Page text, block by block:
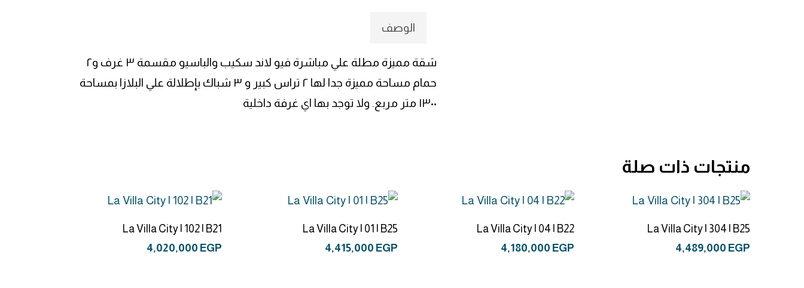
الوصف
شقة مميزة مطلة علي مباشرة فيو لاند سكيب والباسيو مقسمة ٣ غرف و٢
حمام مساحة مميزة جدا لها ٢ تراس كبير و ٣ شباك بإطلالة علي البلازا بمساحة
١٣٠٠ متر مربع. ولا توجد بها اي غرفة داخلية
منتجات ذات صلة
إضافة إلى السلة
La Villa City | 304 | B25
4,489,000 EGP
إضافة إلى السلة
La Villa City | 04 | B22
4,180,000 EGP
إضافة إلى السلة
La Villa City | 01 | B25
4,415,000 EGP
إضافة إلى السلة
La Villa City | 102 | B21
4,020,000 EGP